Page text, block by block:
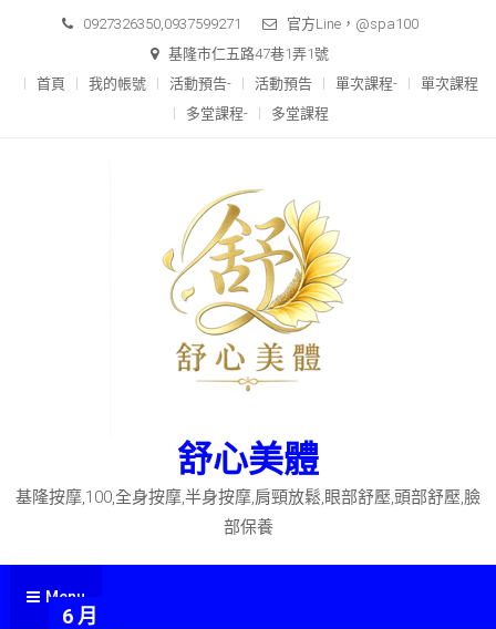
content
0927326350,0937599271
官方Line，@spa100
基隆市仁五路47巷1弄1號
首頁
我的帳號 活動預告- 活動預告 單次課程-
單次課程
多堂課程-
多堂課程
舒心美體
基隆按摩,100,全身按摩,半身按摩,肩頸放鬆,眼部舒壓,頭部舒壓,臉
部保養
Menu
6 月